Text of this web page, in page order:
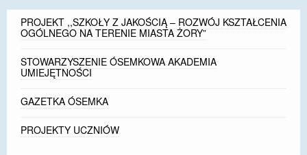
PROJEKT ,,SZKOŁY Z JAKOŚCIĄ – ROZWÓJ KSZTAŁCENIA
OGÓLNEGO NA TERENIE MIASTA ŻORY”
STOWARZYSZENIE ÓSEMKOWA AKADEMIA
UMIEJĘTNOŚCI
GAZETKA ÓSEMKA
PROJEKTY UCZNIÓW